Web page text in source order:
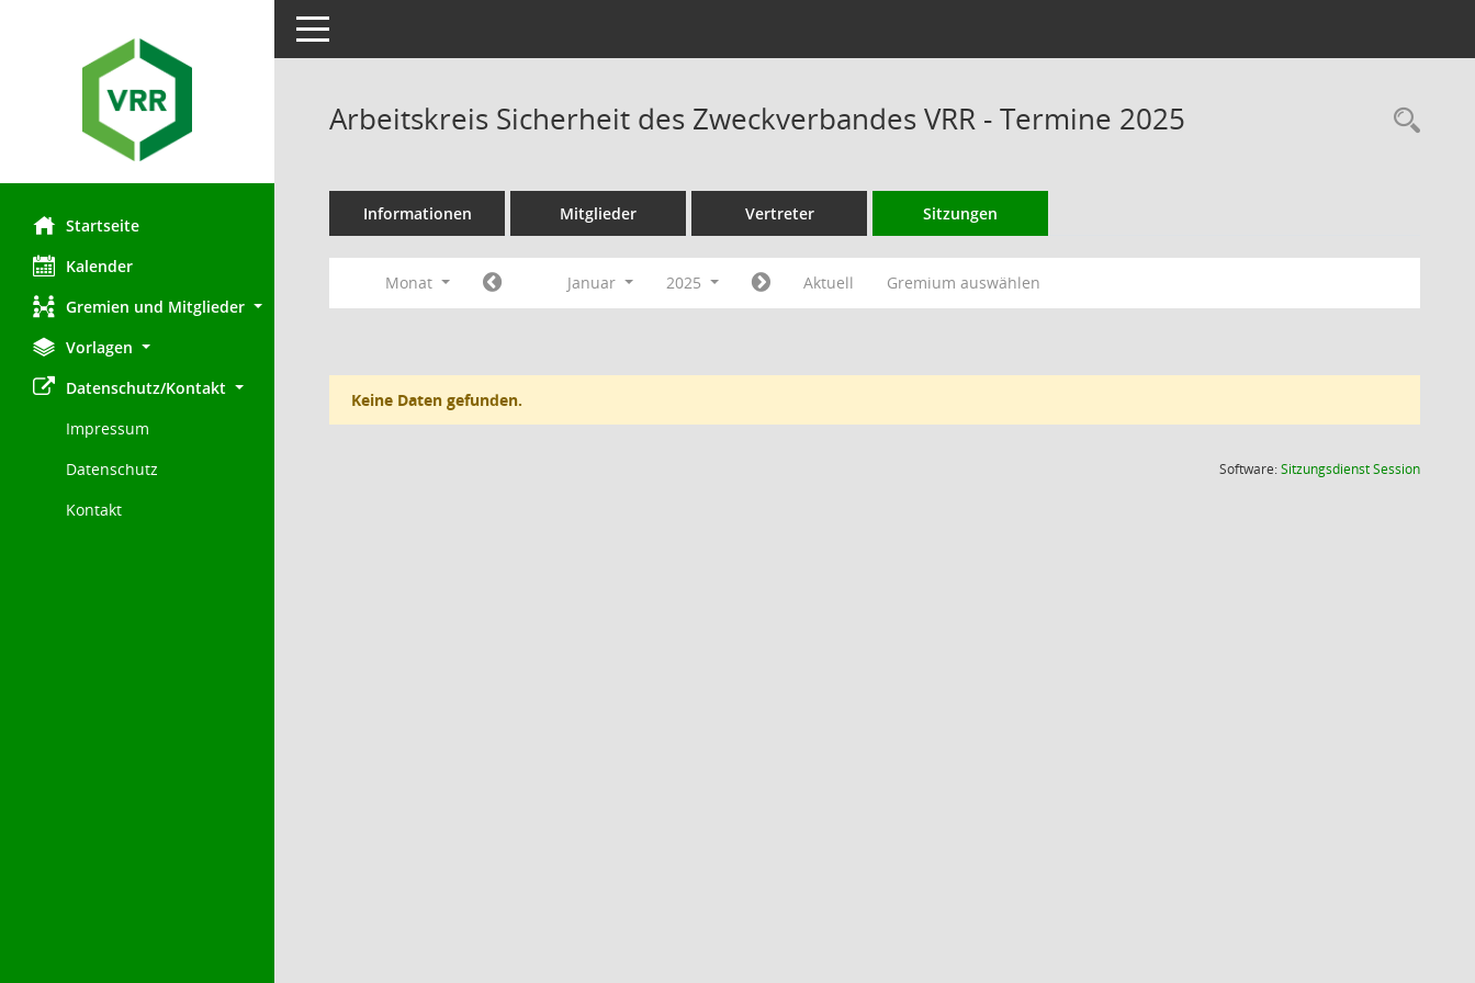
Startseite
Kalender
Gremien und Mitglieder
Vorlagen
Datenschutz/Kontakt
Impressum
Datenschutz
Kontakt
Toggle navigation
Arbeitskreis Sicherheit des Zweckverbandes VRR - Termine 2025
Informationen Mitglieder Vertreter Sitzungen
Monat Januar 2025 Aktuell Gremium auswählen
Keine Daten gefunden.
Software:SitzungsdienstSession(Wird in